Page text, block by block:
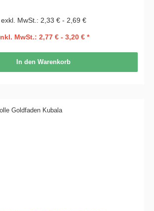
exkl. MwSt.: 2,33 € - 2,69 €
MwSt.: 2,77 € - 3,20 € *
In den Warenkorb